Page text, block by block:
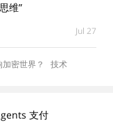
维”
Jul 27
密世界？ 技术
支付